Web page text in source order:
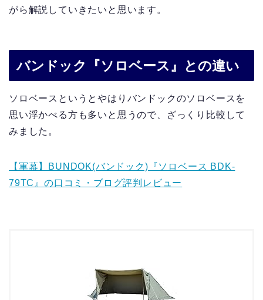
がら解説していきたいと思います。
バンドック『ソロベース』との違い
ソロベースというとやはりバンドックのソロベースを
思い浮かべる方も多いと思うので、ざっくり比較して
みました。
【軍幕】BUNDOK(バンドック)『ソロベース BDK-
79TC』の口コミ・ブログ評判レビュー